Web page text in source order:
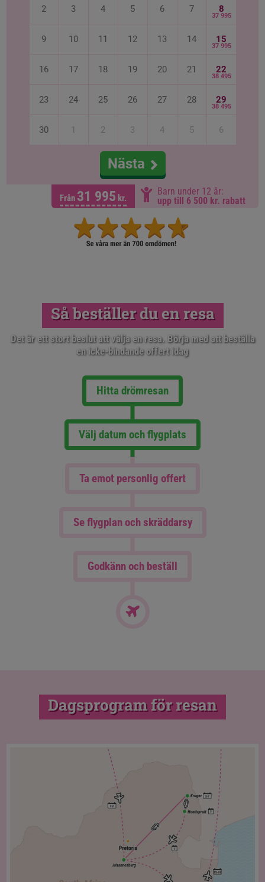
2 3 4 5 6 7 8
37 995
9 10 11 12 13 14 15
37 995
16 17 18 19 20 21 22
38 495
23 24 25 26 27 28 29
38 495
30 1 2 3 4 5 6
Nästa
Från 31 995 kr.
Barn under 12 år:
upp till 6 500 kr. rabatt
Så beställer du en resa
Det är ett stort beslut att välja en resa. Börja med att beställa
en icke-bindande offert idag
Hitta drömresan
Välj datum och flygplats
Ta emot personlig offert
Se flygplan och skräddarsy
Godkänn och beställ
Dagsprogram för resan